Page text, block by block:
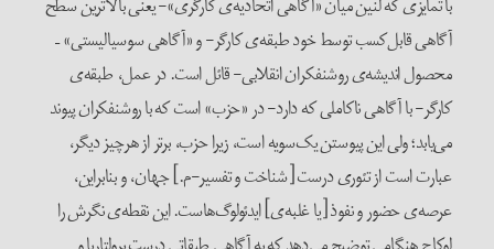
آگاهی قابل‌کسب توسط خود طبقه‌ی‌ کارگر- و «آگاهی سوسیالیستی» –
محصول اندیشه‌ی روشنفکران انقلابی- قائل است. در عمل، طبقه‌ی
کارگر- با آگاهی ناکاملی که دارد- در «حزب» است که با روشنفکران پیوند
می‌یابد؛ ولی این پیوستن یک‌سویه است، زیرا حزب، برتر از هرچیز دیگر،
عبارت است از تئوری درست [شناخت و تفسیر-م.] جهان، و بنابراین،
عرصه‌ی حضور و نفوذ [یا غلبه‌ی] ایدئولوگ‌هاست. این نقطه‌ی نگرش را